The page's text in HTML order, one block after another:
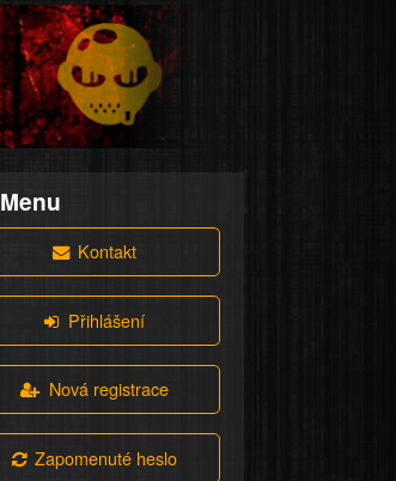
Menu
Kontakt
Přihlášení
Nová registrace
Zapomenuté heslo